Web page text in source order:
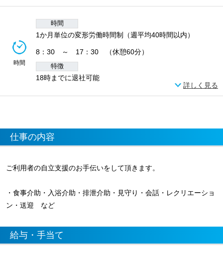
時間
時間
1か月単位の変形労働時間制（週平均40時間以内）
8：30 ～ 17：30 （休憩60分）
特徴
18時までに退社可能
詳しく見る
仕事の内容
ご利用者の自立支援のお手伝いをして頂きます。
・食事介助・入浴介助・排泄介助・見守り・会話・レクリエーショ
ン・送迎 など
給与・手当て